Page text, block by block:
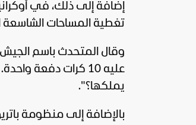
إضافة إلى ذلك، في
تغطية المساحات الشاسعة
وقال المتحدث باسم
عليه 10 كرات دفعة
يملكها؟".
بالإضافة إلى منظومة